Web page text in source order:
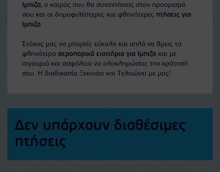
Ιμπιζα, ο καιρός που θα συναντήσεις στον προορισμό
σου και οι δημοφιλέστερες και φθηνότερες πτήσεις για
Ιμπιζα.
Στόχος μας να μπορείς εύκολα και απλά να βρεις τα
φθηνότερα αεροπορικά εισιτήρια για Ιμπιζα και με
σιγουριά και ασφάλεια να ολοκληρώσεις την κράτησή
σου. Η διαδικασία Ξεκινάει και Τελειώνει με μας!
Δεν υπάρχουν διαθέσιμες
πτήσεις